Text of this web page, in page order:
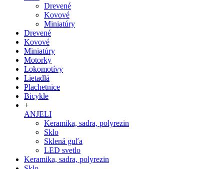
Drevené
Kovové
Miniatúry
Drevené
Kovové
Miniatúry
Motorky
Lokomotívy
Lietadlá
Plachetnice
Bicykle
+
ANJELI
Keramika, sadra, polyrezin
Sklo
Sklená guľa
LED svetlo
Keramika, sadra, polyrezin